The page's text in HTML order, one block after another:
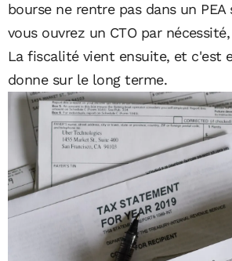
bourse ne rentre pas dans un
vous ouvrez un CTO par
La fiscalité vient ensuite, et c'est
donne sur le long terme.